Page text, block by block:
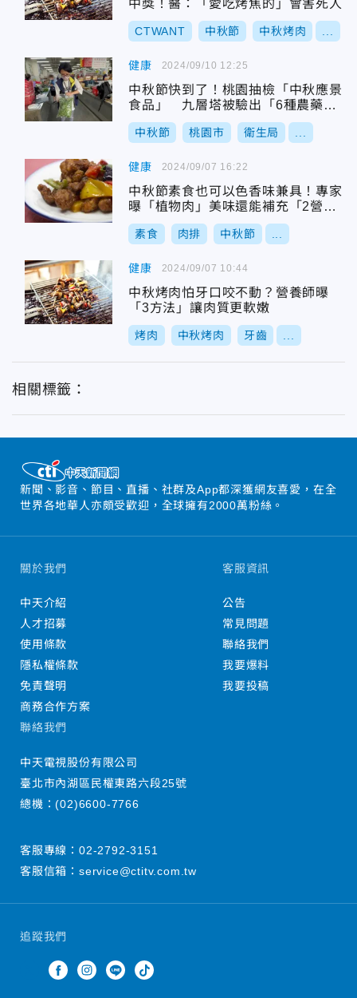
中獎！醫：「愛吃烤焦的」會害死人
CTWANT 中秋節 中秋烤肉
健康
中秋節快到了！桃園抽檢「中秋應景
食品」 九層塔被驗出「6種農藥」
急下架
中秋節 桃園市 衛生局
2024/09/10 12:25
健康
中秋節素食也可以色香味兼具！專家
曝「植物肉」美味還能補充「2營
養」
素食 肉排 中秋節
2024/09/07 16:22
健康
中秋烤肉怕牙口咬不動？營養師曝
「3方法」讓肉質更軟嫩
烤肉 中秋烤肉 牙齒
2024/09/07 10:44
相關標籤：
新聞、影音、節目、直播、社群及App都深獲網友喜愛，在全
世界各地華人亦頗受歡迎，全球擁有2000萬粉絲。
追蹤我們
關於我們
中天介紹
人才招募
使用條款
隱私權條款
免責聲明
商務合作方案
客服資訊
公告
常見問題
聯絡我們
我要爆料
我要投稿
聯絡我們
中天電視股份有限公司
臺北市內湖區民權東路六段25號
總機：(02)6600-7766
客服專線： 02-2792-3151
客服信箱： service@ctitv.com.tw